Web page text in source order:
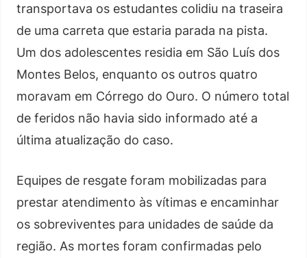
transportava os estudantes colidiu na traseira
de uma carreta que estaria parada na pista.
Um dos adolescentes residia em São Luís dos
Montes Belos, enquanto os outros quatro
moravam em Córrego do Ouro. O número total
de feridos não havia sido informado até a
última atualização do caso.
Equipes de resgate foram mobilizadas para
prestar atendimento às vítimas e encaminhar
os sobreviventes para unidades de saúde da
região. As mortes foram confirmadas pelo